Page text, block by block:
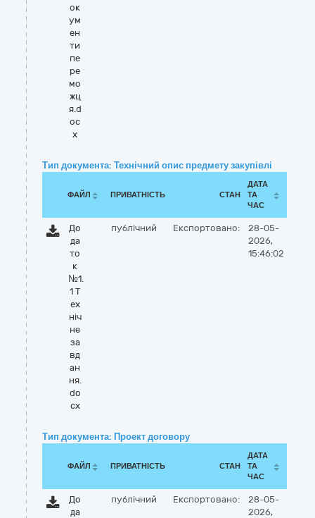
ок
ум
ен
ти
пе
ре
мо
жц
я.d
oc
x
Тип документа: Технічний опис предмету закупівлі
ФАЙЛ ПРИВАТНІСТЬ СТАН
ДАТА
ТА
ЧАС
До
да
то
к
№1.
1 Т
ех
ніч
не
за
вд
ан
ня.
do
cx
публічний Експортовано:
28-05-
2026,
15:46:02
Тип документа: Проект договору
ФАЙЛ ПРИВАТНІСТЬ СТАН
ДАТА
ТА
ЧАС
До
да
публічний Експортовано:
28-05-
2026,